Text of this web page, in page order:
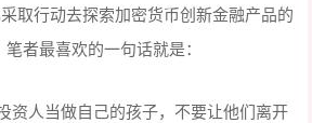
取行动去探索加密货币创新金融产品的
者最喜欢的一句话就是：
资人当做自己的孩子，不要让他们离开